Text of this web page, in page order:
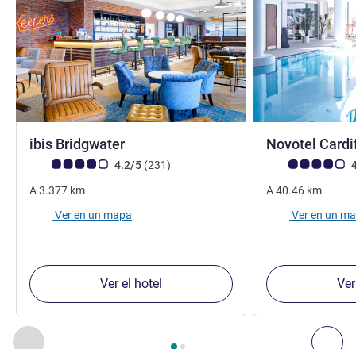
Anterior - Nuestros establecimientos cercanos
Página , Nuestros establecimientos cercanos 1 :,
ibis Bridgwater
Nota de clientes de Avis (Clasificación de ALL)
4.2/5 (231opiniones
)
A3.377 km
Ver en un mapa
Ver el hotel
Novotel
Nota de clientes
A40.46 km
Ver en un